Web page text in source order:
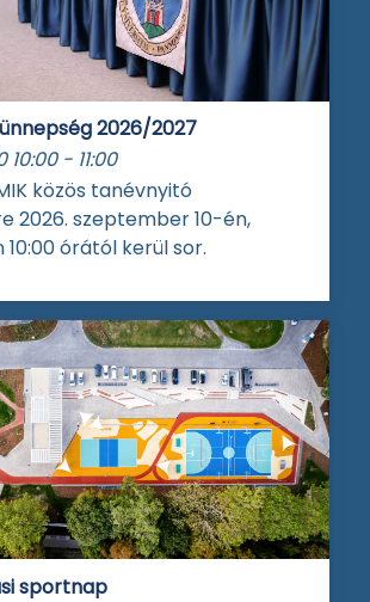
2026/2027
10:00 - 11:00
közös tanévnyitó
2026. szeptember 10-én,
órától kerül sor.
sportnap